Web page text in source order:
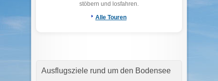
stöbern und losfahren.
Alle Touren
Ausflugsziele rund um den Bodensee